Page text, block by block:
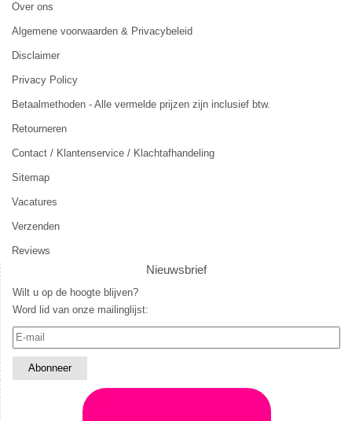
Over ons
Algemene voorwaarden & Privacybeleid
Disclaimer
Privacy Policy
Betaalmethoden - Alle vermelde prijzen zijn inclusief btw.
Retourneren
Contact / Klantenservice / Klachtafhandeling
Sitemap
Vacatures
Verzenden
Reviews
Nieuwsbrief
Wilt u op de hoogte blijven?
Word lid van onze mailinglijst: